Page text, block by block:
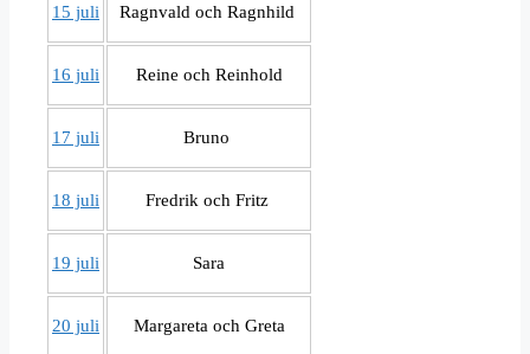
15 juli Ragnvald och Ragnhild
16 juli Reine och Reinhold
17 juli Bruno
18 juli Fredrik och Fritz
19 juli Sara
20 juli Margareta och Greta